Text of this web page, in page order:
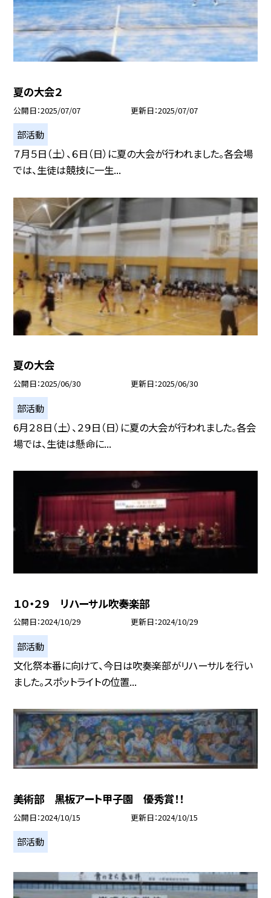
夏の大会２
公開日 2025/07/07 更新日 2025/07/07
部活動
７月５日（土）、６日（日）に夏の大会が行われました。各会場
では、生徒は競技に一生...
夏の大会
公開日 2025/06/30 更新日 2025/06/30
部活動
6月２８日（土）、２９日（日）に夏の大会が行われました。各会
場では、生徒は懸命に...
１０・２９ リハーサル吹奏楽部
公開日 2024/10/29 更新日 2024/10/29
部活動
文化祭本番に向けて、今日は吹奏楽部がリハーサルを行い
ました。スポットライトの位置...
美術部 黒板アート甲子園 優秀賞！！
公開日 2024/10/15 更新日 2024/10/15
部活動